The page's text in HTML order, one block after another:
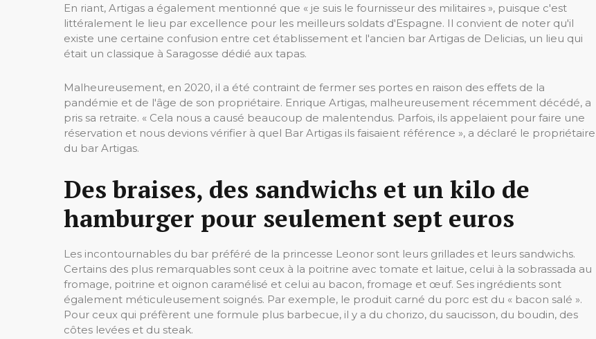
En riant, Artigas a également mentionné que « je suis le fournisseur des militaires », puisque c'est
littéralement le lieu par excellence pour les meilleurs soldats d'Espagne. Il convient de noter qu'il
existe une certaine confusion entre cet établissement et l'ancien bar Artigas de Delicias, un lieu qui
était un classique à Saragosse dédié aux tapas.
Malheureusement, en 2020, il a été contraint de fermer ses portes en raison des effets de la
pandémie et de l'âge de son propriétaire. Enrique Artigas, malheureusement récemment décédé, a
pris sa retraite. « Cela nous a causé beaucoup de malentendus. Parfois, ils appelaient pour faire une
réservation et nous devions vérifier à quel Bar Artigas ils faisaient référence », a déclaré le propriétaire
du bar Artigas.
Des braises, des sandwichs et un kilo de
hamburger pour seulement sept euros
Les incontournables du bar préféré de la princesse Leonor sont leurs grillades et leurs sandwichs.
Certains des plus remarquables sont ceux à la poitrine avec tomate et laitue, celui à la sobrassada au
fromage, poitrine et oignon caramélisé et celui au bacon, fromage et œuf. Ses ingrédients sont
également méticuleusement soignés. Par exemple, le produit carné du porc est du « bacon salé ».
Pour ceux qui préfèrent une formule plus barbecue, il y a du chorizo, du saucisson, du boudin, des
côtes levées et du steak.